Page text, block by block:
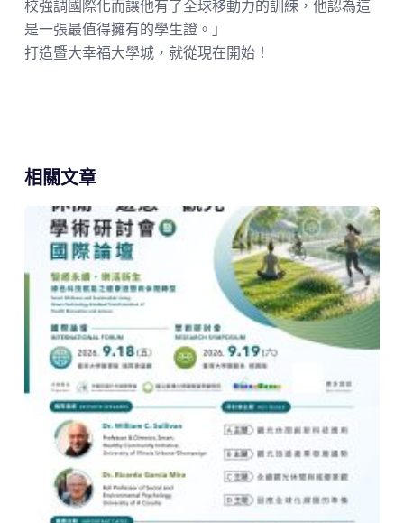
校強調國際化而讓他有了全球移動力的訓練，他認為這
是一張最值得擁有的學生證。」
打造暨大幸福大學城，就從現在開始！
相關文章